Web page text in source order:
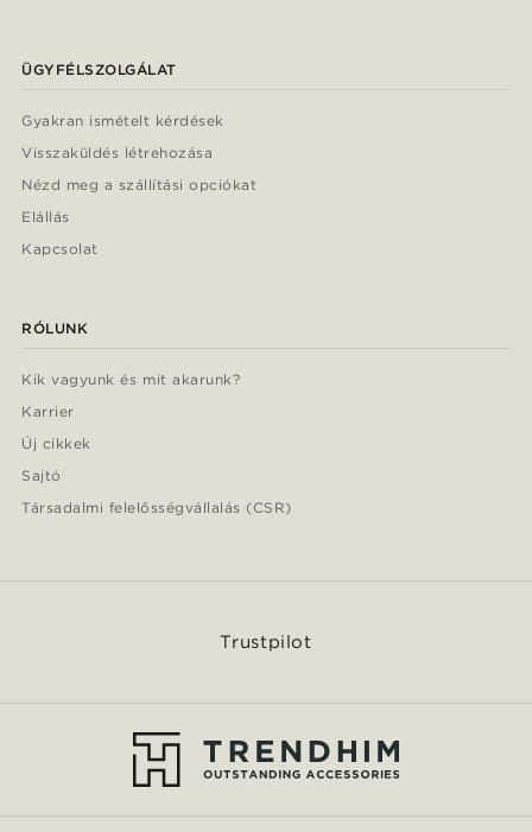
ÜGYFÉLSZOLGÁLAT
Gyakran ismételt kérdések
Visszaküldés létrehozása
Nézd meg a szállítási opciókat
Elállás
Kapcsolat
RÓLUNK
Kik vagyunk és mit akarunk?
Karrier
Új cikkek
Sajtó
Társadalmi felelősségvállalás (CSR)
Trustpilot